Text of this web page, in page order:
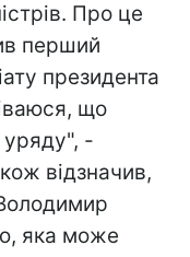
Про це
перший
президента
що
-
відзначив,
яка може